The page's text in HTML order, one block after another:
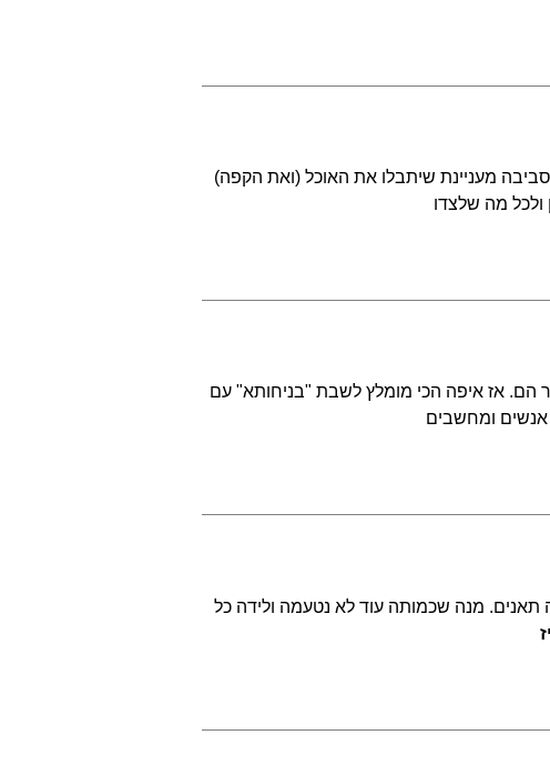
מעניינת שיתבלו את האוכל (ואת הקפה)
מה שלצדו
באשר הם. אז איפה הכי מומלץ לשבת "בניחותא" עם
ומחשבים
תאנים. מנה שכמותה עוד לא נטעמה ולידה כל